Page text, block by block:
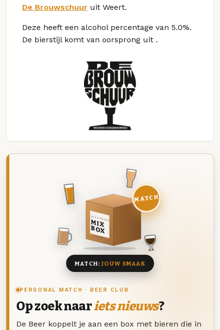
De Brouwschuur uit Weert.
Deze heeft een alcohol percentage van 5.0%.
De bierstijl komt van oorsprong uit .
PERSONAL MATCH · BEER CLUB
Op zoek naariets nieuws?
De Beer koppelt je aan een box met bieren die in
DEZE MAAND
MIX
BOX
8 BIEREN
MATCH
MATCH:JOUW SMAAK